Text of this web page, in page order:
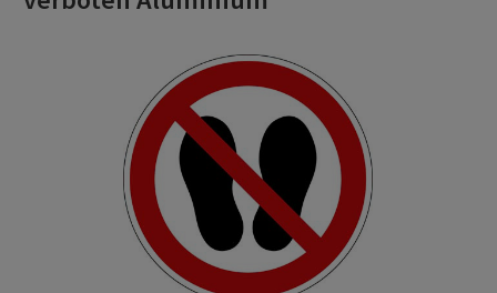
Bildergalerie überspringen